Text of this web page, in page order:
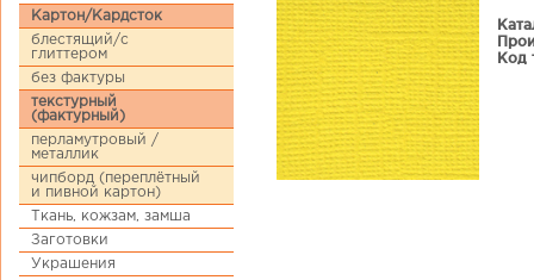
Картон/Кардсток
блестящий/с
глиттером
без фактуры
текстурный
(фактурный)
перламутровый /
металлик
чипборд (переплётный
и пивной картон)
Ткань, кожзам, замша
Заготовки
Украшения
Код